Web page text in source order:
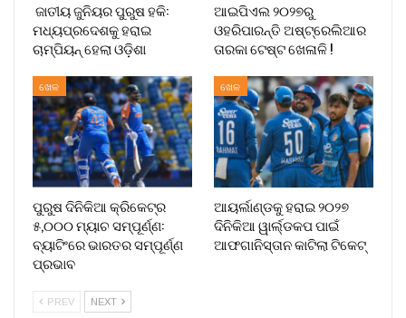
ଜାତୀୟ ଜୁନିୟର ପୁରୁଷ ହକି:
ମଧ୍ୟପ୍ରଦେଶକୁ ହରାଇ
ଚାମ୍ପିୟନ୍ ହେଲା ଓଡ଼ିଶା
ଆଇପିଏଲ ୨୦୨୭ରୁ
ଓହରିପାରନ୍ତି ଅଷ୍ଟ୍ରେଲିଆର
ତାରକା ଟେଷ୍ଟ ଖେଳାଳି !
ଖେଳ
ପୁରୁଷ ଦିନିକିଆ କ୍ରିକେଟ୍‌ର
୫,୦୦୦ ମ୍ୟାଚ ସମ୍ପୂର୍ଣ୍ଣ:
ବ୍ୟାଟିଂରେ ଭାରତର ସମ୍ପୂର୍ଣ୍ଣ
ପ୍ରଭାବ
ଖେଳ
ଆୟର୍ଲାଣ୍ଡକୁ ହରାଇ ୨୦୨୭
ଦିନିକିଆ ୱାର୍ଲ୍ଡକପ ପାଇଁ
ଆଫଗାନିସ୍ତାନ କାଟିଲା ଟିକେଟ୍
PREV NEXT